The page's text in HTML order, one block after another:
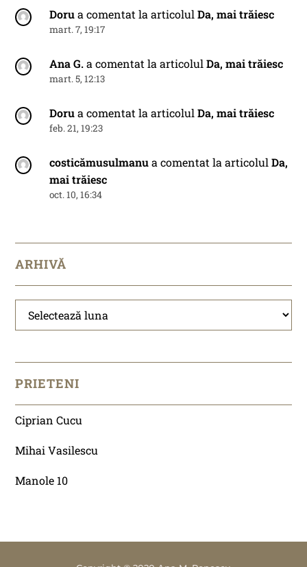
Dorua comentat la articolulDa, mai trăiesc
mart. 7, 19:17
Ana G.a comentat la articolulDa, mai trăiesc
mart. 5, 12:13
Dorua comentat la articolulDa, mai trăiesc
feb. 21, 19:23
costicămusulmanua comentat la articolulDa,
mai trăiesc
oct. 10, 16:34
ARHIVĂ
Arhivă
PRIETENI
Ciprian Cucu
Mihai Vasilescu
Manole 10